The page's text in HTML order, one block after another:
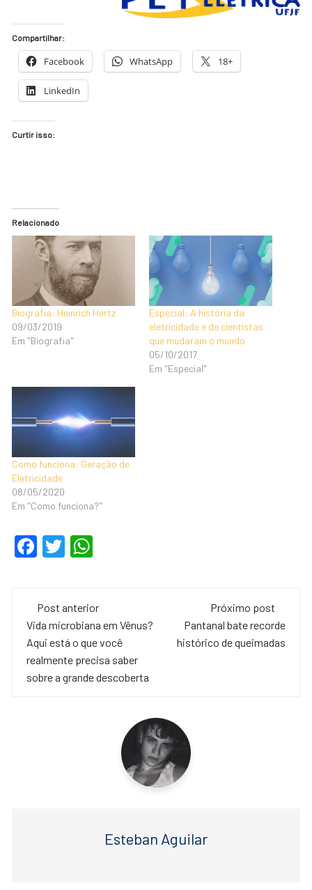
Compartilhar:
Facebook WhatsApp 18+
LinkedIn
Curtir isso:
Relacionado
Biografia: Heinrich Hertz
09/03/2019
Em "Biografia"
Especial: A história da
eletricidade e de cientistas
que mudaram o mundo
05/10/2017
Em "Especial"
Como funciona: Geração de
Eletricidade
08/05/2020
Em "Como funciona?"
F
e
b
o
o
T
er s
A
p
p
Navegação
de
post
Post anterior
Vida microbiana em Vênus?
Aqui está o que você
realmente precisa saber
sobre a grande descoberta
Próximo post
Pantanal bate recorde
histórico de queimadas
Esteban Aguilar